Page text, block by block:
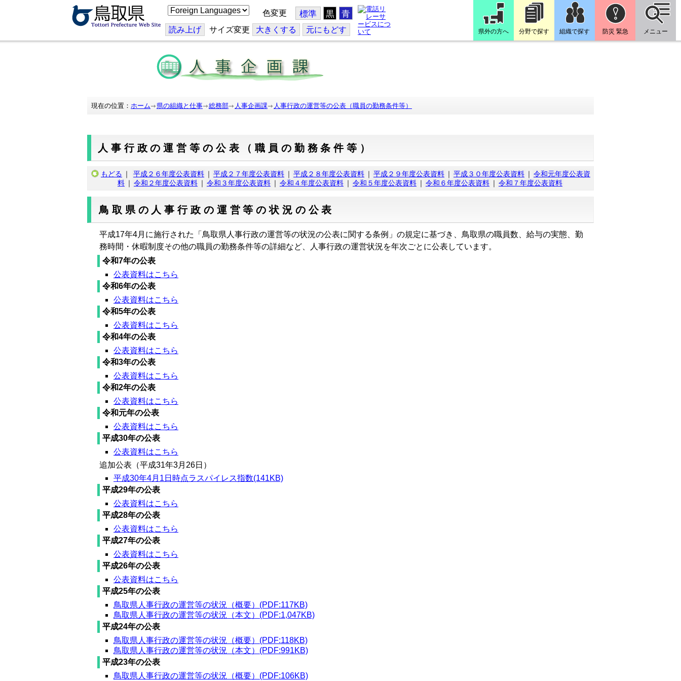
こ
の
ジ
を
訳
す
る
色変更 標準 黒 青
読み上げ サイズ変更 大きくする 元にもどす 県外の方へ 分野で探す 組織で探す 防災 緊急 メニュー
現在の位置： ホーム 県の組織と仕事 総務部 人事企画課 人事行政の運営等の公表（職員の勤務条件等）
人事行政の運営等の公表（職員の勤務条件等）
もどる ｜ 平成２６年度公表資料 ｜ 平成２７年度公表資料 ｜ 平成２８年度公表資料 ｜ 平成２９年度公表資料 ｜ 平成３０年度公表資料 ｜ 令和元年度公表資
料 ｜ 令和２年度公表資料 ｜ 令和３年度公表資料 ｜ 令和４年度公表資料 ｜ 令和５年度公表資料 ｜ 令和６年度公表資料 ｜ 令和７年度公表資料
鳥取県の人事行政の運営等の状況の公表
平成17年4月に施行された「鳥取県人事行政の運営等の状況の公表に関する条例」の規定に基づき、鳥取県の職員数、給与の実態、勤
務時間・休暇制度その他の職員の勤務条件等の詳細など、人事行政の運営状況を年次ごとに公表しています。
令和7年の公表
公表資料はこちら
令和6年の公表
公表資料はこちら
令和5年の公表
公表資料はこちら
令和4年の公表
公表資料はこちら
令和3年の公表
公表資料はこちら
令和2年の公表
公表資料はこちら
令和元年の公表
公表資料はこちら
平成30年の公表
公表資料はこちら
追加公表（平成31年3月26日）
平成30年4月1日時点ラスパイレス指数(141KB)
平成29年の公表
公表資料はこちら
平成28年の公表
公表資料はこちら
平成27年の公表
公表資料はこちら
平成26年の公表
公表資料はこちら
平成25年の公表
鳥取県人事行政の運営等の状況（概要）(PDF:117KB)
鳥取県人事行政の運営等の状況（本文）(PDF:1,047KB)
平成24年の公表
鳥取県人事行政の運営等の状況（概要）(PDF:118KB)
鳥取県人事行政の運営等の状況（本文）(PDF:991KB)
平成23年の公表
鳥取県人事行政の運営等の状況（概要）(PDF:106KB)